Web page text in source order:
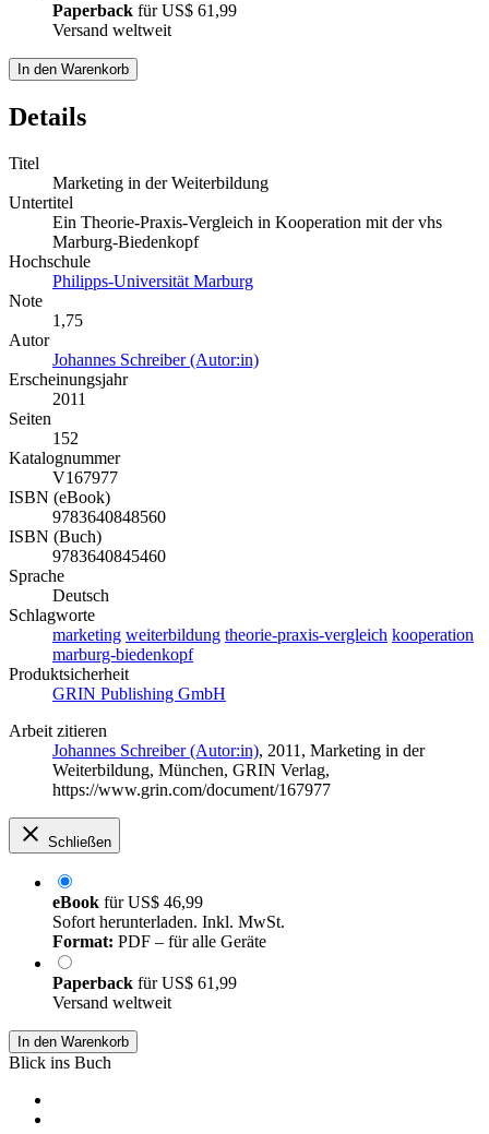
Paperback fürUS$ 61,99
Versand weltweit
In den Warenkorb
Details
Titel
Marketing in der Weiterbildung
Untertitel
Ein Theorie-Praxis-Vergleich in Kooperation mit der vhs
Marburg-Biedenkopf
Hochschule
Philipps-Universität Marburg
Note
1,75
Autor
Johannes Schreiber (Autor:in)
Erscheinungsjahr
2011
Seiten
152
Katalognummer
V167977
ISBN (eBook)
9783640848560
ISBN (Buch)
9783640845460
Sprache
Deutsch
Schlagworte
marketing weiterbildung theorie-praxis-vergleich kooperation
marburg-biedenkopf
Produktsicherheit
GRIN Publishing GmbH
Arbeit zitieren
Johannes Schreiber (Autor:in), 2011, Marketing in der
Weiterbildung, München, GRIN Verlag,
https://www.grin.com/document/167977
Schließen
eBook fürUS$ 46,99
Sofort herunterladen. Inkl. MwSt.
Format: PDF – für alle Geräte
Paperback fürUS$ 61,99
Versand weltweit
In den Warenkorb
Blick ins Buch